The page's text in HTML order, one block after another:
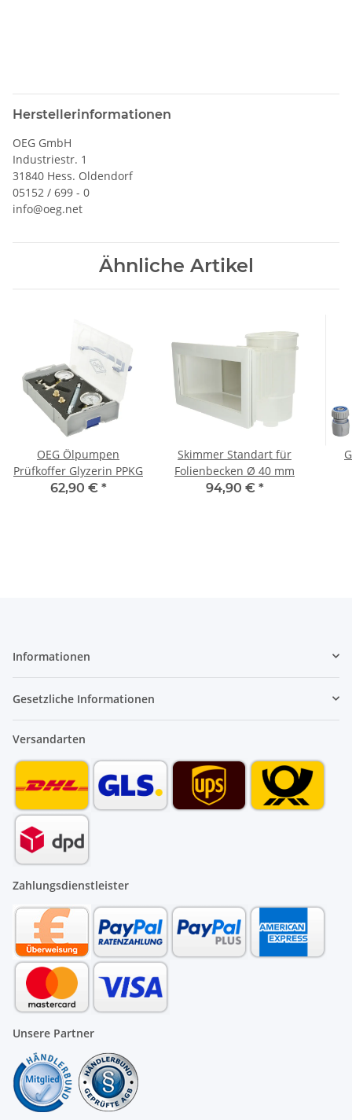
Herstellerinformationen
OEG GmbH
Industriestr. 1
31840 Hess. Oldendorf
05152 / 699 - 0
info@oeg.net
Ähnliche Artikel
OEG Ölpumpen
Prüfkoffer Glyzerin PPKG
62,90 € *
Skimmer Standart für
Folienbecken Ø 40 mm
94,90 € *
Informationen
Gesetzliche Informationen
Versandarten
Zahlungsdienstleister
Unsere Partner